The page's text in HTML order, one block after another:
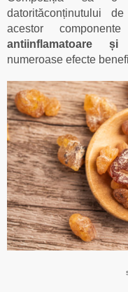
datorităconținutului
acestor
antiinflamatoare și
numeroase efecte